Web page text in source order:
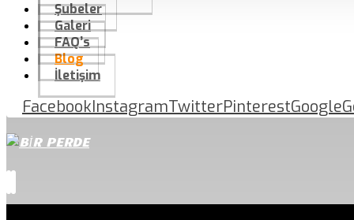
Şubeler
Galeri
FAQ’s
Blog
İletişim
FacebookInstagramTwitterPinterestGoogle